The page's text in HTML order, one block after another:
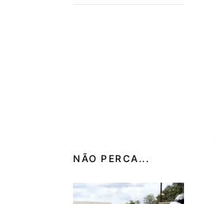
NÃO PERCA...